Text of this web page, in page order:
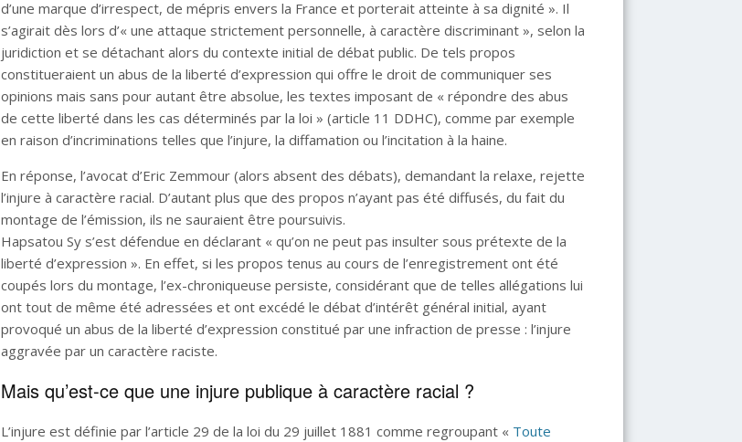
d’une marque d’irrespect, de mépris envers la France et porterait atteinte à sa dignité ». Il
s’agirait dès lors d’« une attaque strictement personnelle, à caractère discriminant », selon la
juridiction et se détachant alors du contexte initial de débat public. De tels propos
constitueraient un abus de la liberté d’expression qui offre le droit de communiquer ses
opinions mais sans pour autant être absolue, les textes imposant de « répondre des abus
de cette liberté dans les cas déterminés par la loi » (article 11 DDHC), comme par exemple
en raison d’incriminations telles que l’injure, la diffamation ou l’incitation à la haine.
En réponse, l’avocat d’Eric Zemmour (alors absent des débats), demandant la relaxe, rejette
l’injure à caractère racial. D’autant plus que des propos n’ayant pas été diffusés, du fait du
montage de l’émission, ils ne sauraient être poursuivis.
Hapsatou Sy s’est défendue en déclarant « qu’on ne peut pas insulter sous prétexte de la
liberté d’expression ». En effet, si les propos tenus au cours de l’enregistrement ont été
coupés lors du montage, l’ex-chroniqueuse persiste, considérant que de telles allégations lui
ont tout de même été adressées et ont excédé le débat d’intérêt général initial, ayant
provoqué un abus de la liberté d’expression constitué par une infraction de presse : l’injure
aggravée par un caractère raciste.
Mais qu’est-ce que une injure publique à caractère racial ?
L’injure est définie par l’article 29 de la loi du 29 juillet 1881 comme regroupant « Toute